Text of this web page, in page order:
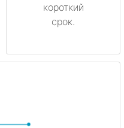
короткий
срок.